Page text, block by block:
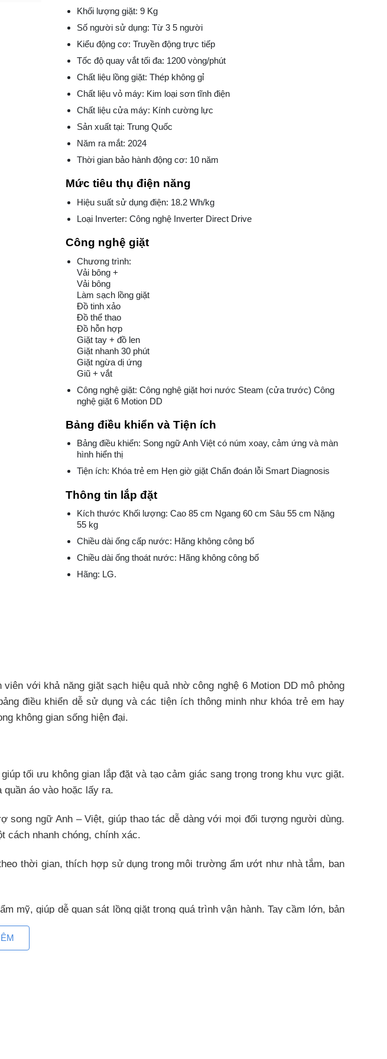
Khối lượng giặt: 9 Kg
Số người sử dụng: Từ 3 5 người
Kiểu động cơ: Truyền động trực tiếp
Tốc độ quay vắt tối đa: 1200 vòng/phút
Chất liệu lồng giặt: Thép không gỉ
Chất liệu vỏ máy: Kim loại sơn tĩnh điện
Chất liệu cửa máy: Kính cường lực
Sản xuất tại: Trung Quốc
Năm ra mắt: 2024
Thời gian bảo hành động cơ: 10 năm
Mức tiêu thụ điện năng
Hiệu suất sử dụng điện: 18.2 Wh/kg
Loại Inverter: Công nghệ Inverter Direct Drive
Công nghệ giặt
Chương trình:
Vải bông +
Vải bông
Làm sạch lồng giặt
Đồ tinh xảo
Đồ thể thao
Đồ hỗn hợp
Giặt tay + đồ len
Giặt nhanh 30 phút
Giặt ngừa dị ứng
Giũ + vắt
Công nghệ giặt: Công nghệ giặt hơi nước Steam (cửa trước) Công
nghệ giặt 6 Motion DD
Bảng điều khiển và Tiện ích
Bảng điều khiển: Song ngữ Anh Việt có núm xoay, cảm ứng và màn
hình hiển thị
Tiện ích: Khóa trẻ em Hẹn giờ giặt Chẩn đoán lỗi Smart Diagnosis
Thông tin lắp đặt
Kích thước Khối lượng: Cao 85 cm Ngang 60 cm Sâu 55 cm Nặng
55 kg
Chiều dài ống cấp nước: Hãng không công bố
Chiều dài ống thoát nước: Hãng không công bố
Hãng: LG.
với khả năng giặt sạch hiệu quả nhờ công nghệ 6 Motion DD mô phỏng
điều khiển dễ sử dụng và các tiện ích thông minh như khóa trẻ em hay
không gian sống hiện đại.
tối ưu không gian lắp đặt và tạo cảm giác sang trọng trong khu vực giặt.
áo vào hoặc lấy ra.
song ngữ Anh – Việt, giúp thao tác dễ dàng với mọi đối tượng người dùng.
cách nhanh chóng, chính xác.
thời gian, thích hợp sử dụng trong môi trường ẩm ướt như nhà tắm, ban
mỹ, giúp dễ quan sát lồng giặt trong quá trình vận hành. Tay cầm lớn, bản
sạch sẽ sau nhiều chu kỳ sử dụng. Thiết kế lồng ngang kết hợp chuyển
người có nhu cầu giặt đồ thường xuyên nhưng không quá nhiều. Sức
nhà phố có không gian hạn chế.